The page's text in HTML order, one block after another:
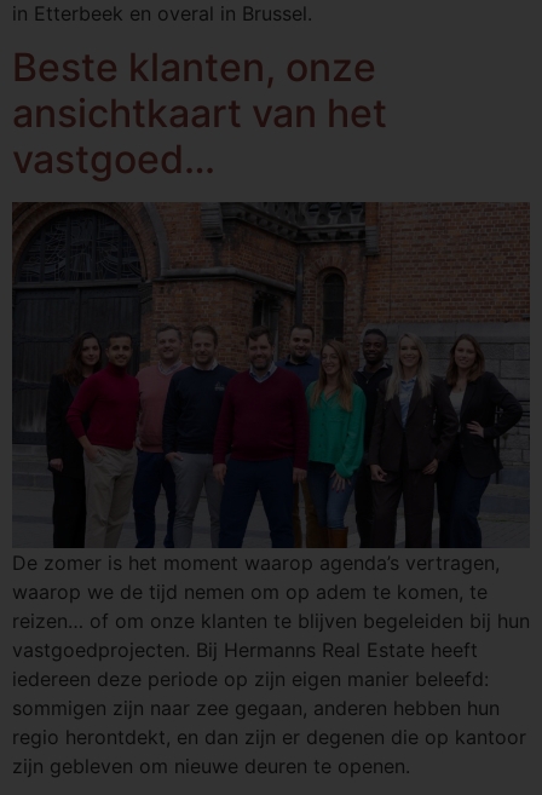
in Etterbeek en overal in Brussel.
Beste klanten, onze
ansichtkaart van het
vastgoed…
De zomer is het moment waarop agenda’s vertragen,
waarop we de tijd nemen om op adem te komen, te
reizen… of om onze klanten te blijven begeleiden bij hun
vastgoedprojecten. Bij Hermanns Real Estate heeft
iedereen deze periode op zijn eigen manier beleefd:
sommigen zijn naar zee gegaan, anderen hebben hun
regio herontdekt, en dan zijn er degenen die op kantoor
zijn gebleven om nieuwe deuren te openen.